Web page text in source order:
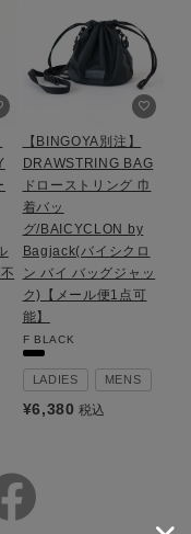
【BINGOYA別注】
DRAWSTRING BAG
ドローストリング 巾
着バッ
グ/BAICYCLON by
Bagjack(バイシクロ
ン バイ バッグジャッ
ク)【メール便1点可
能】
F BLACK
LADIES MENS
¥6,380 税込